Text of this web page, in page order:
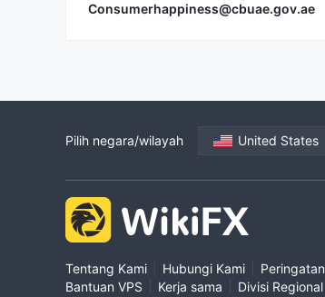
Consumerhappiness@cbuae.gov.ae
Pilih negara/wilayah United States
Tentang Kami Hubungi Kami Peringatan
Bantuan VPS
Kerja sama Divisi Regional